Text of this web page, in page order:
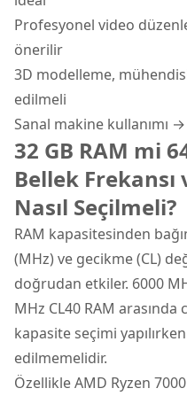
Profesyonel video
önerilir
3D modelleme,
edilmeli
Sanal makine kullanımı
32 GB RAM mi
Bellek Frekansı
Nasıl Seçilmeli?
RAM kapasitesinden
(MHz) ve gecikme (CL)
doğrudan etkiler. 6000
MHz CL40 RAM
kapasite seçimi
edilmemelidir.
Özellikle AMD Ryzen